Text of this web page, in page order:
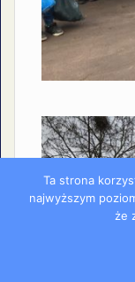
Ta strona
najwyższym
że